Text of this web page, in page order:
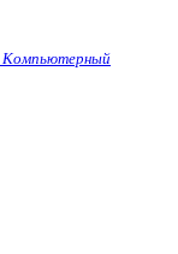
Компьютерный